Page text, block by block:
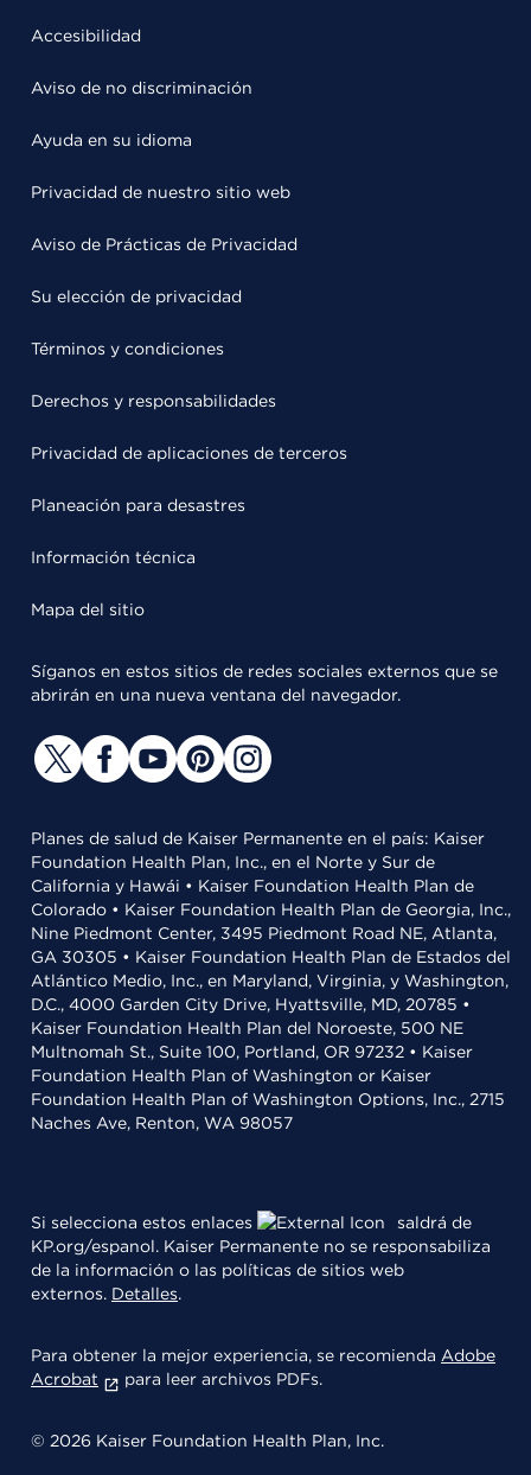
Accesibilidad
Aviso de no discriminación
Ayuda en su idioma
Privacidad de nuestro sitio web
Aviso de Prácticas de Privacidad
Su elección de privacidad
Términos y condiciones
Derechos y responsabilidades
Privacidad de aplicaciones de terceros
Planeación para desastres
Información técnica
Mapa del sitio
Síganos en estos sitios de redes sociales externos que se
abrirán en una nueva ventana del navegador.
Planes de salud de Kaiser Permanente en el país: Kaiser
Foundation Health Plan, Inc., en el Norte y Sur de
California y Hawái • Kaiser Foundation Health Plan de
Colorado • Kaiser Foundation Health Plan de Georgia, Inc.,
Nine Piedmont Center, 3495 Piedmont Road NE, Atlanta,
GA 30305 • Kaiser Foundation Health Plan de Estados del
Atlántico Medio, Inc., en Maryland, Virginia, y Washington,
D.C., 4000 Garden City Drive, Hyattsville, MD, 20785 •
Kaiser Foundation Health Plan del Noroeste, 500 NE
Multnomah St., Suite 100, Portland, OR 97232 • Kaiser
Foundation Health Plan of Washington or Kaiser
Foundation Health Plan of Washington Options, Inc., 2715
Naches Ave, Renton, WA 98057
Si selecciona estos enlaces
saldrá de
KP.org/espanol. Kaiser Permanente no se responsabiliza
de la información o las políticas de sitios web
externos. Detalles.
Para obtener la mejor experiencia, se recomienda Adobe
Acrobat
para leer archivos PDFs.
© 2026 Kaiser Foundation Health Plan, Inc.